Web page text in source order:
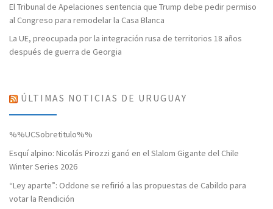
El Tribunal de Apelaciones sentencia que Trump debe pedir permiso
al Congreso para remodelar la Casa Blanca
La UE, preocupada por la integración rusa de territorios 18 años
después de guerra de Georgia
ÚLTIMAS NOTICIAS DE URUGUAY
%%UCSobretitulo%%
Esquí alpino: Nicolás Pirozzi ganó en el Slalom Gigante del Chile
Winter Series 2026
“Ley aparte”: Oddone se refirió a las propuestas de Cabildo para
votar la Rendición